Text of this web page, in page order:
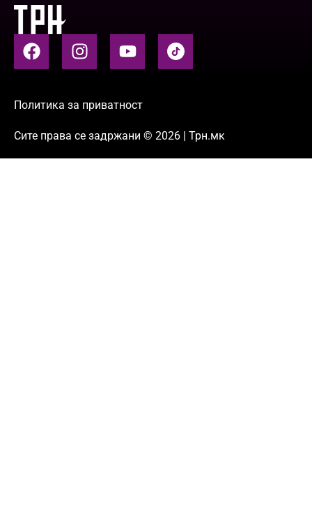
Политика за приватност
Сите права се задржани © 2026 | Трн.мк